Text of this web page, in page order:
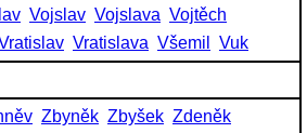
Vojslav Vojslava Vojtěch
Vratislava Všemil
Vuk
Zbyněk Zbyšek Zdeněk